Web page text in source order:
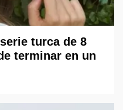
turca de 8
terminar en un